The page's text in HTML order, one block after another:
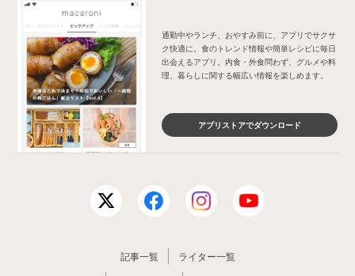
通勤中やランチ、おやすみ前に、アプリでサクサ
ク快適に。食のトレンド情報や簡単レシピに毎日
出会えるアプリ。内食・外食問わず、グルメや料
理、暮らしに関する幅広い情報を楽しめます。
アプリストアでダウンロード
記事一覧
ライター一覧